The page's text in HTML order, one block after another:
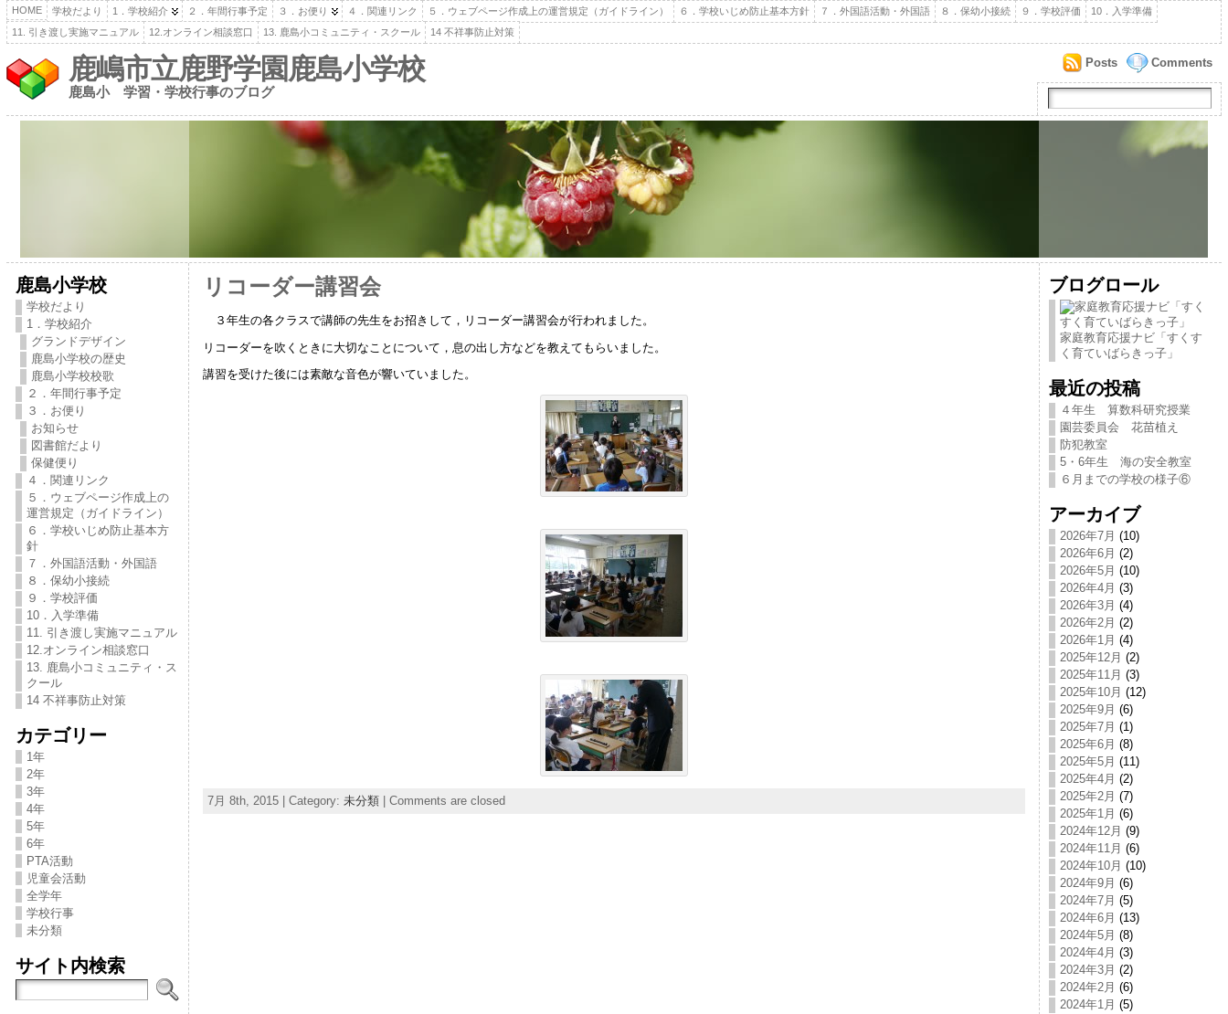
HOME 学校だより 1．学校紹介 ２．年間行事予定 ３．お便り ４．関連リンク ５．ウェブページ作成上の運営規定（ガイドライン） ６．学校いじめ防止基本方針 ７．外国語活動・外国語 ８．保幼小接続 ９．学校評価
10．入学準備
11. 引き渡し実施マニュアル
12.オンライン相談窓口 13. 鹿島小コミュニティ・スクール 14 不祥事防止対策
鹿嶋市立鹿野学園鹿島小学校
鹿島小 学習・学校行事のブログ
Comments
Posts
鹿島小学校
学校だより
1．学校紹介
グランドデザイン
鹿島小学校の歴史
鹿島小学校校歌
２．年間行事予定
３．お便り
お知らせ
図書館だより
保健便り
４．関連リンク
５．ウェブページ作成上の
運営規定（ガイドライン）
６．学校いじめ防止基本方
針
７．外国語活動・外国語
８．保幼小接続
９．学校評価
10．入学準備
11. 引き渡し実施マニュアル
12.オンライン相談窓口
13. 鹿島小コミュニティ・ス
クール
14 不祥事防止対策
カテゴリー
1年
2年
3年
4年
5年
6年
PTA活動
児童会活動
全学年
学校行事
未分類
サイト内検索
リコーダー講習会
３年生の各クラスで講師の先生をお招きして，リコーダー講習会が行われました。
リコーダーを吹くときに大切なことについて，息の出し方などを教えてもらいました。
講習を受けた後には素敵な音色が響いていました。
7月 8th, 2015 | Category: 未分類| Comments are closed
ブログロール
家庭教育応援ナビ「すくす
く育ていばらきっ子」
最近の投稿
４年生 算数科研究授業
園芸委員会 花苗植え
防犯教室
5・6年生 海の安全教室
６月までの学校の様子⑥
アーカイブ
2026年7月 (10)
2026年6月 (2)
2026年5月 (10)
2026年4月 (3)
2026年3月 (4)
2026年2月 (2)
2026年1月 (4)
2025年12月 (2)
2025年11月 (3)
2025年10月 (12)
2025年9月 (6)
2025年7月 (1)
2025年6月 (8)
2025年5月 (11)
2025年4月 (2)
2025年2月 (7)
2025年1月 (6)
2024年12月 (9)
2024年11月 (6)
2024年10月 (10)
2024年9月 (6)
2024年7月 (5)
2024年6月 (13)
2024年5月 (8)
2024年4月 (3)
2024年3月 (2)
2024年2月 (6)
2024年1月 (5)